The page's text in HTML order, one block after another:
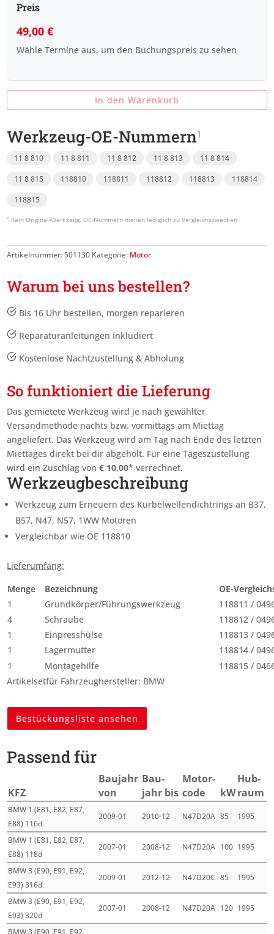
Preis
49,00€
Wähle Termine aus, um den Buchungspreis zu sehen
In den Warenkorb
Werkzeug-OE-Nummern
11 8 810 11 8 811 11 8 812 11 8 813
11 8 814
11 8 815
118810 118811 118812 118813
118814
118815
Artikelnummer:501130 Kategorie: Motor
Warum bei uns bestellen?
Bis 16 Uhr bestellen, morgen reparieren
Reparaturanleitungen inkludiert
Kostenlose Nachtzustellung & Abholung
So funktioniert die Lieferung
Das gemietete Werkzeug wird je nach gewählter
Versandmethode nachts bzw. vormittags am Miettag
angeliefert. Das Werkzeug wird am Tag nach Ende des letzten
Miettagesdirekt bei dir abgeholt. Für eine Tageszustellung
wird ein Zuschlag von€ 10,00* verrechnet.
Werkzeugbeschreibung
Werkzeug zum Erneuern des Kurbelwellendichtrings an B37,
B57, N47, N57, 1WW Motoren
Vergleichbar wie OE 118810
Lieferumfang:
Menge
Bezeichnung
OE-
1
Grundkörper/Führungswerkzeug
118811 /
4
Schraube
118812 /
1
Einpresshülse
118813 /
1
Lagermutter
118814 /
1
Montagehilfe
118815 /
Artikelsetfür Fahrzeughersteller: BMW
Bestückungsliste ansehen
Passend für
KFZ
Bau­jahr
von
Bau­
jahr bis
Motor­
code
kW
Hub­
raum
BMW 1 (E81, E82, E87,
E88) 116d
2009-01 2010-12 N47D20A 85 1995
BMW 1 (E81, E82, E87,
E88) 118d
2007-01 2008-12 N47D20A 100 1995
BMW 3 (E90, E91, E92,
E93) 316d
2009-01 2012-12 N47D20C 85 1995
BMW 3 (E90, E91, E92,
E93) 320d
2007-01 2008-12 N47D20A 120 1995